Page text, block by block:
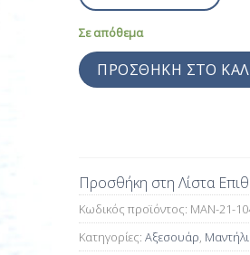
Σε απόθεμα
ΠΡΟΣΘΉΚΗ ΣΤΟ
Προσθήκη στη Λίστα
Κωδικός προϊόντος: MAN-21-
Κατηγορίες: Αξεσουάρ